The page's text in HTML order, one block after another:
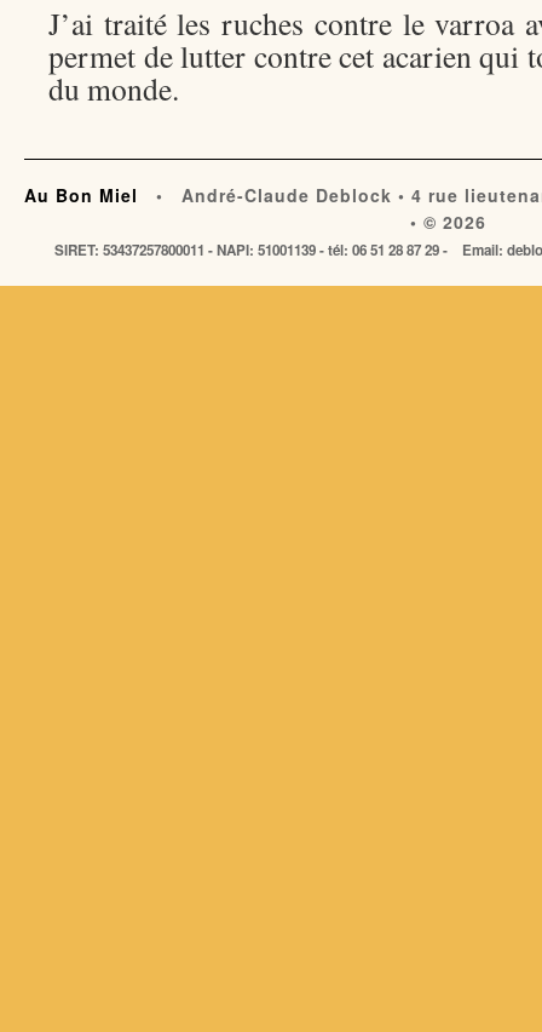
J’ai traité les ruches contre le varroa
permet de lutter contre cet acarien qui
du monde.
Au Bon Miel
• André-Claude Deblock • 4 rue
• © 2026
SIRET: 53437257800011 - NAPI: 51001139 - tél: 06 51 28 87 29 - Email: